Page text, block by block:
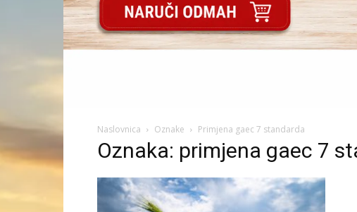
Naslovnica Oznake Primjena gaec 7 standarda
Oznaka: primjena gaec 7